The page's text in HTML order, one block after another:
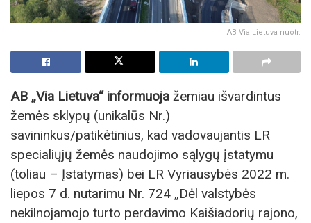
AB Via Lietuva nuotr.
AB „Via Lietuva“ informuoja žemiau išvardintus
žemės sklypų (unikalūs Nr.)
savininkus/patikėtinius, kad vadovaujantis LR
specialiųjų žemės naudojimo sąlygų įstatymu
(toliau – Įstatymas) bei LR Vyriausybės 2022 m.
liepos 7 d. nutarimu Nr. 724 „Dėl valstybės
nekilnojamojo turto perdavimo Kaišiadorių rajono,